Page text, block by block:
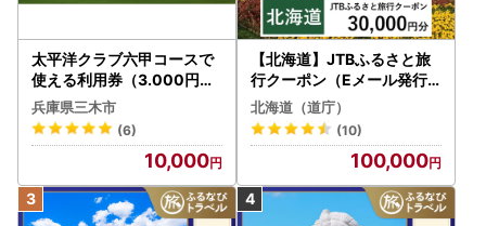
太平洋クラブ六甲コースで
使える利用券（3.000円分
）
兵庫県三木市
(6)
10,000
【北海道】JTBふるさと旅
行クーポン（Eメール発行
）30,000円分 旅行 トラベ
ル 宿泊 人気 おすすめ JTB
W030T
北海道（道庁）
(10)
100,000